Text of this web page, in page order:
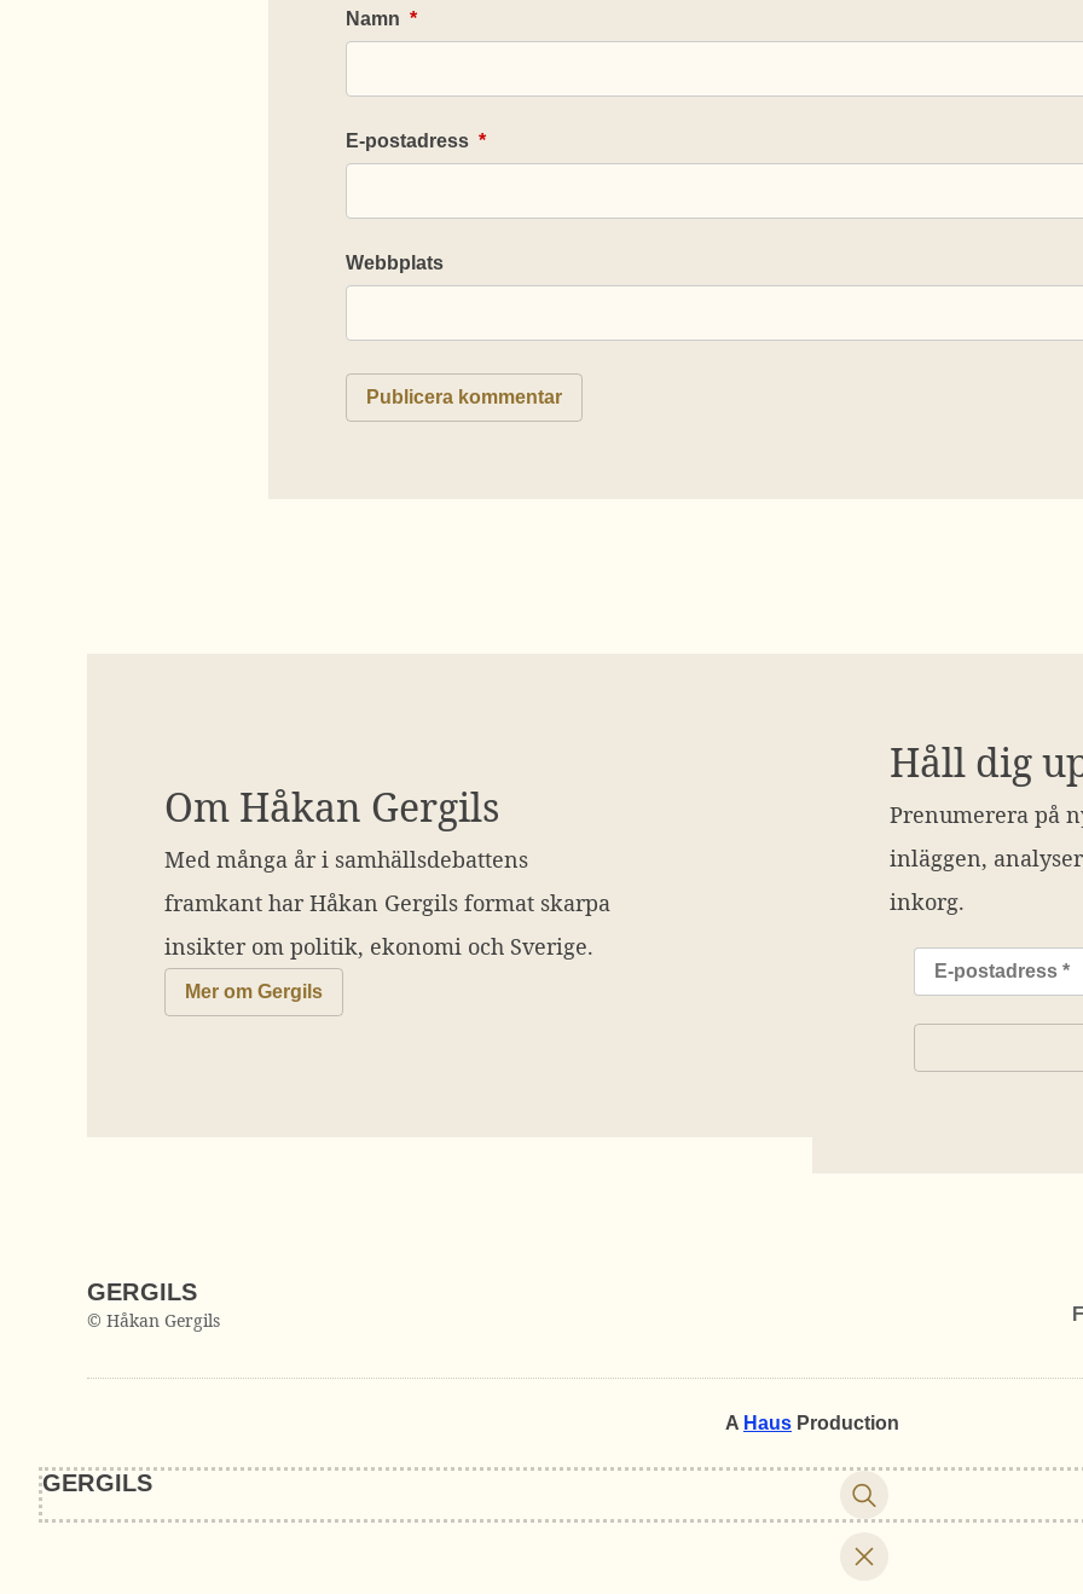
Namn *
E-postadress *
Webbplats
Om Håkan Gergils
Med många år i samhällsdebattens
framkant har Håkan Gergils format skarpa
insikter om politik, ekonomi och Sverige.
Mer om Gergils
Håll dig
Prenumerera på
inläggen,
inkorg.
GERGILS
© Håkan Gergils
A Haus Production
GERGILS